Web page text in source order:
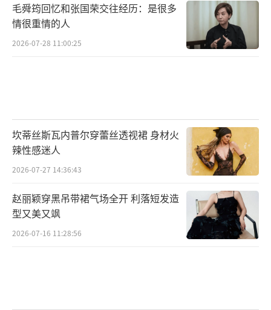
文带着几分书卷气，正与温和细心的吴邪完美
契合。张起灵沉默少语淡然出尘，因《流浪地
球》而被大家熟知的陈叶生，沉稳的气质和严
谨的个性，都与小哥十分相符。身为团队“气
氛担当”的王胖子，与为人幽默行动力极强的
王泊文不谋而合，他曾在《穿越火线》《诛仙
青云志》等人气剧集中有着精彩表现。
毛舜筠回忆和张国荣交往经历：是很多
情很重情的人
2026-07-28 11:00:25
坎蒂丝斯瓦内普尔穿蕾丝透视裙 身材火
辣性感迷人
2026-07-27 14:36:43
赵丽颖穿黑吊带裙气场全开 利落短发造
型又美又飒
2026-07-16 11:28:56